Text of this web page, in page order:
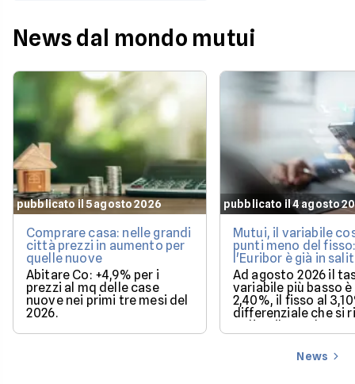
News dal mondo mutui
pubblicato il 5 agosto 2026
Comprare casa: nelle grandi
città prezzi in aumento per
quelle nuove
Abitare Co: +4,9% per i
prezzi al mq delle case
nuove nei primi tre mesi del
2026.
pubblicato il 4 agosto
Mutui, il variabile
punti meno del
l'Euribor è già in
Ad agosto 2026 il
variabile più basso è
2,40%, il fisso al
differenziale che si
se l'Euribor sale
previsto entro
News